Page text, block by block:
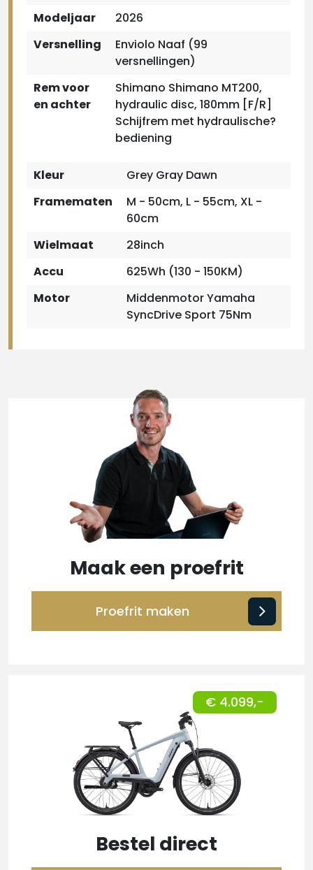
Modeljaar
2026
Versnelling
Enviolo Naaf (99
versnellingen)
Rem voor
en achter
Shimano Shimano MT200,
hydraulic disc, 180mm [F/R]
Schijfrem met hydraulische?
bediening
Kleur
Grey Gray Dawn
Framematen
M - 50cm, L - 55cm, XL -
60cm
Wielmaat
28inch
Accu
625Wh (130 - 150KM)
Motor
Middenmotor Yamaha
SyncDrive Sport 75Nm
Maak een proefrit
Proefrit maken
€ 4.099,-
Bestel direct